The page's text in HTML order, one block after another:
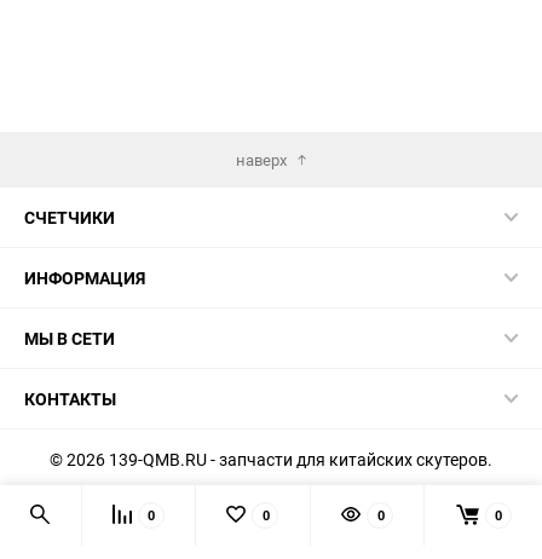
наверх
СЧЕТЧИКИ
ИНФОРМАЦИЯ
МЫ В СЕТИ
КОНТАКТЫ
© 2026 139-QMB.RU - запчасти для китайских скутеров.
Мы получаем и обрабатываем персональные данные
посетителей нашего сайта в соответствии с
официальной
0 0 0 0